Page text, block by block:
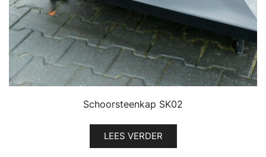
Schoorsteenkap SK02
LEES VERDER